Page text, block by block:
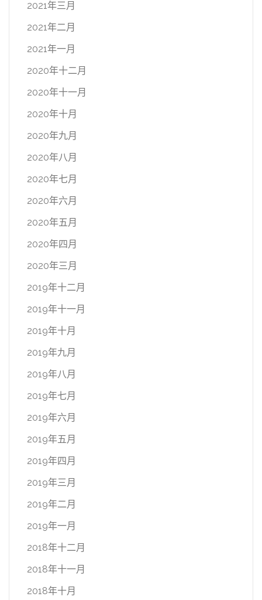
2021年三月
2021年二月
2021年一月
2020年十二月
2020年十一月
2020年十月
2020年九月
2020年八月
2020年七月
2020年六月
2020年五月
2020年四月
2020年三月
2019年十二月
2019年十一月
2019年十月
2019年九月
2019年八月
2019年七月
2019年六月
2019年五月
2019年四月
2019年三月
2019年二月
2019年一月
2018年十二月
2018年十一月
2018年十月